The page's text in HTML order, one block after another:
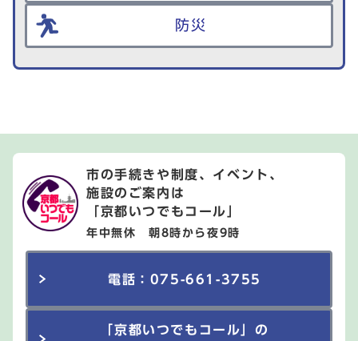
防災
市の手続きや制度、イベント、
施設のご案内は
「京都いつでもコール」
年中無休 朝8時から夜9時
電話：075-661-3755
「京都いつでもコール」の